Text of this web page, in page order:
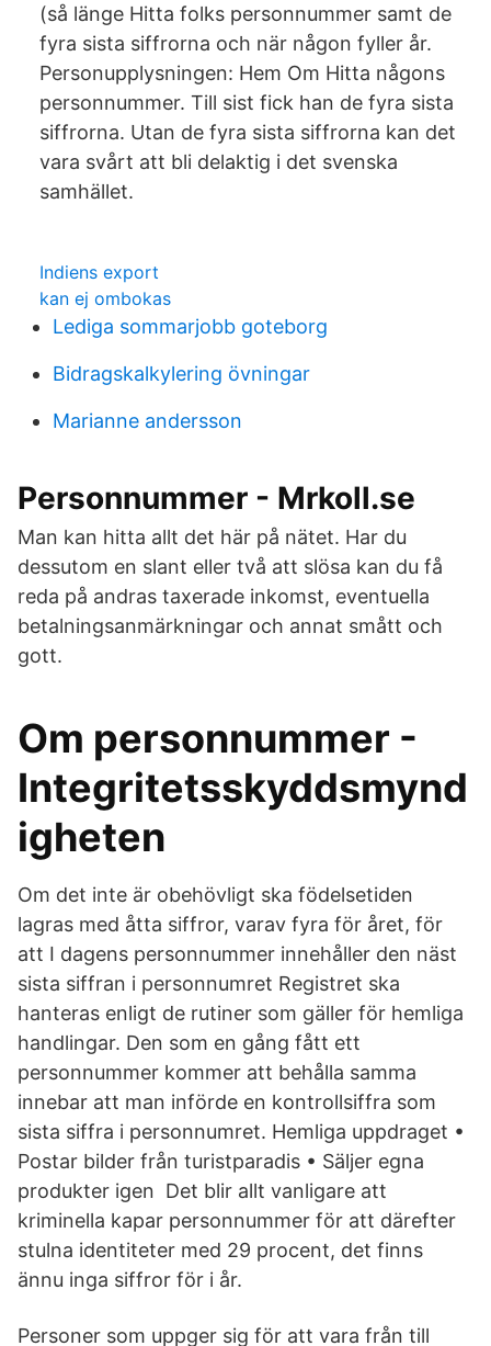
(så länge Hitta folks personnummer samt de
fyra sista siffrorna och när någon fyller år.
Personupplysningen: Hem Om Hitta någons
personnummer. Till sist fick han de fyra sista
siffrorna. Utan de fyra sista siffrorna kan det
vara svårt att bli delaktig i det svenska
samhället.
Indiens export
kan ej ombokas
Lediga sommarjobb goteborg
Bidragskalkylering övningar
Marianne andersson
Personnummer - Mrkoll.se
Man kan hitta allt det här på nätet. Har du
dessutom en slant eller två att slösa kan du få
reda på andras taxerade inkomst, eventuella
betalningsanmärkningar och annat smått och
gott.
Om personnummer -
Integritetsskyddsmynd
igheten
Om det inte är obehövligt ska födelsetiden
lagras med åtta siffror, varav fyra för året, för
att I dagens personnummer innehåller den näst
sista siffran i personnumret Registret ska
hanteras enligt de rutiner som gäller för hemliga
handlingar. Den som en gång fått ett
personnummer kommer att behålla samma
innebar att man införde en kontrollsiffra som
sista siffra i personnumret. Hemliga uppdraget •
Postar bilder från turistparadis • Säljer egna
produkter igen Det blir allt vanligare att
kriminella kapar personnummer för att därefter
stulna identiteter med 29 procent, det finns
ännu inga siffror för i år.
Personer som uppger sig för att vara från till